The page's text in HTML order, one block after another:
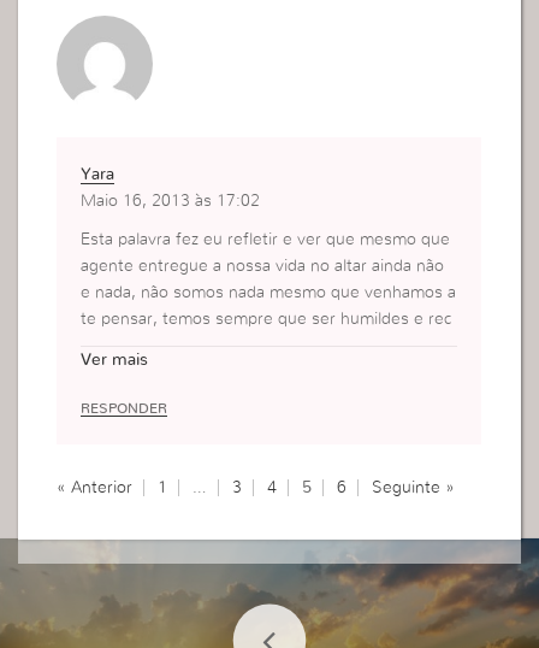
Yara
Maio 16, 2013 às 17:02
Esta palavra fez eu refletir e ver que mesmo que
agente entregue a nossa vida no altar ainda não
e nada, não somos nada mesmo que venhamos a
te pensar, temos sempre que ser humildes e rec
da material, ganhamos o melhor que e a nossa sa
Ver mais
RESPONDER
« Anterior 1 … 3 4 5 6 Seguinte »